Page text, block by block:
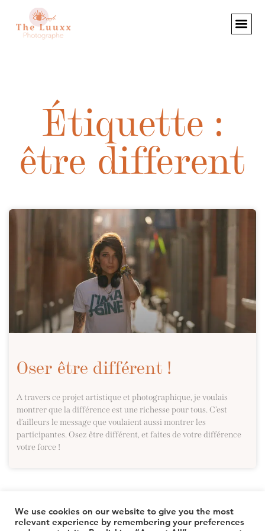
Étiquette :
être different
Oser être différent !
A travers ce projet artistique et photographique, je voulais
montrer que la différence est une richesse pour tous. C’est
d’ailleurs le message que voulaient aussi montrer les
participantes. Osez être différent, et faites de votre différence
votre force !
We use cookies on our website to give you the most
relevant experience by remembering your preferences